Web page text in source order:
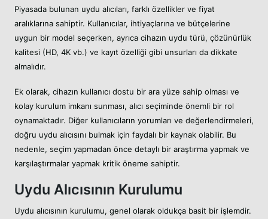
Piyasada bulunan uydu alıcıları, farklı özellikler ve fiyat
aralıklarına sahiptir. Kullanıcılar, ihtiyaçlarına ve bütçelerine
uygun bir model seçerken, ayrıca cihazın uydu türü, çözünürlük
kalitesi (HD, 4K vb.) ve kayıt özelliği gibi unsurları da dikkate
almalıdır.
Ek olarak, cihazın kullanıcı dostu bir ara yüze sahip olması ve
kolay kurulum imkanı sunması, alıcı seçiminde önemli bir rol
oynamaktadır. Diğer kullanıcıların yorumları ve değerlendirmeleri,
doğru uydu alıcısını bulmak için faydalı bir kaynak olabilir. Bu
nedenle, seçim yapmadan önce detaylı bir araştırma yapmak ve
karşılaştırmalar yapmak kritik öneme sahiptir.
Uydu Alıcısının Kurulumu
Uydu alıcısının kurulumu, genel olarak oldukça basit bir işlemdir.